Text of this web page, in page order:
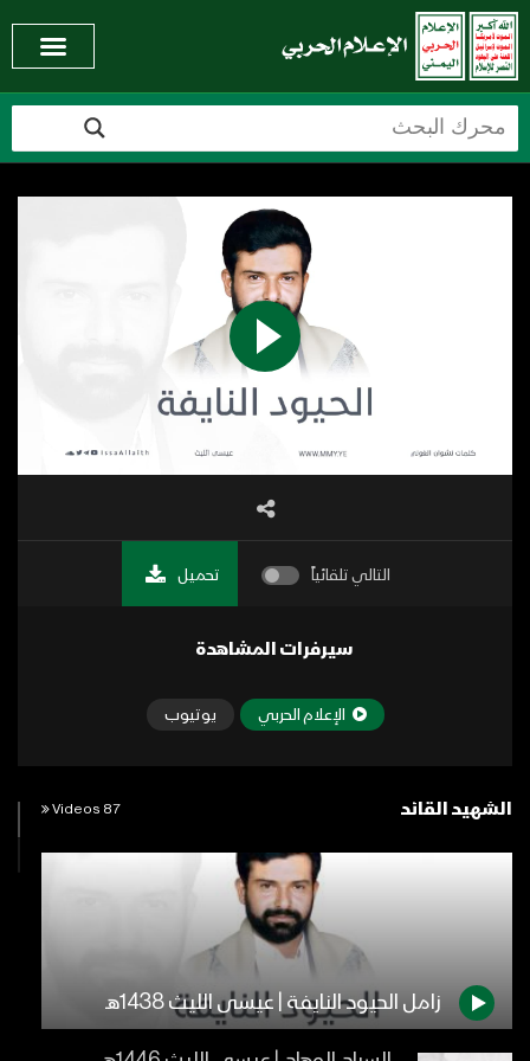
التالي تلقائياً تحميل
سيرفرات المشاهدة
الإعلام الحربي يوتيوب
الشهيد القائد 87 Videos
زامل الحيود النايفة | عيسى الليث 1438هـ